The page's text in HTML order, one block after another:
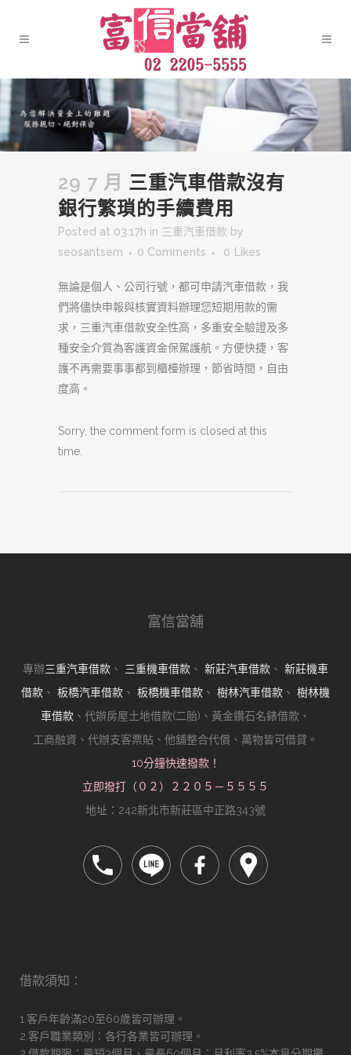
29 7 月 三重汽車借款沒有
銀行繁瑣的手續費用
Posted at 03:17h in 三重汽車借款 by
seosantsem
0 Comments 0 Likes
無論是個人、公司行號，都可申請汽車借款，我
們將儘快申報與核實資料辦理您短期用款的需
求，三重汽車借款安全性高，多重安全驗證及多
種安全介質為客護資金保駕護航。方便快捷，客
護不再需要事事都到櫃檯辦理，節省時間，自由
度高。
Sorry, the comment form is closed at this
time.
富信當舖
專辦三重汽車借款 、 三重機車借款 、 新莊汽車借款 、 新莊機車
借款 、 板橋汽車借款 、 板橋機車借款 、 樹林汽車借款 、 樹林機
車借款 、代辦房屋土地借款(二胎)、黃金鑽石名錶借款、
工商融資、代辦支客票貼、他舖整合代償、萬物皆可借貸。
10分鐘快速撥款！
立即撥打（０２）２２０５－５５５５
地址：242新北市新莊區中正路343號
借款須知：
1.客戶年齡滿20至60歲皆可辦理。
2.客戶職業類別：各行各業皆可辦理。